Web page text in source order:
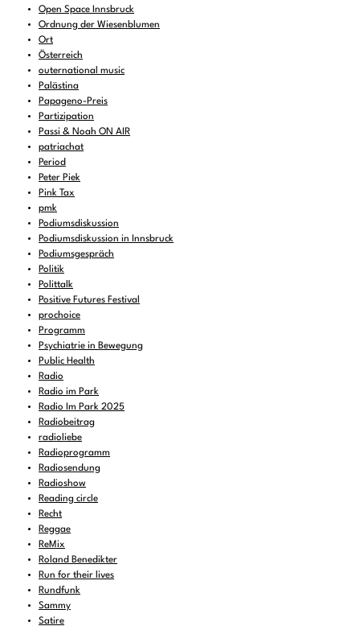
Open Space Innsbruck
Ordnung der Wiesenblumen
Ort
Österreich
outernational music
Palästina
Papageno-Preis
Partizipation
Passi & Noah ON AIR
patriachat
Period
Peter Piek
Pink Tax
pmk
Podiumsdiskussion
Podiumsdiskussion in Innsbruck
Podiumsgespräch
Politik
Polittalk
Positive Futures Festival
prochoice
Programm
Psychiatrie in Bewegung
Public Health
Radio
Radio im Park
Radio Im Park 2025
Radiobeitrag
radioliebe
Radioprogramm
Radiosendung
Radioshow
Reading circle
Recht
Reggae
ReMix
Roland Benedikter
Run for their lives
Rundfunk
Sammy
Satire